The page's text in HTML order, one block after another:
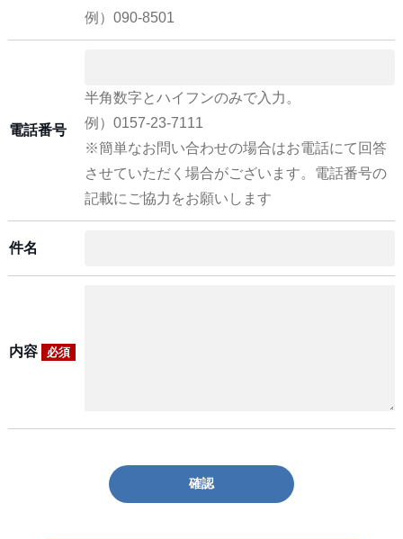
例）090-8501
電話番号
半角数字とハイフンのみで入力。
例）0157-23-7111
※簡単なお問い合わせの場合はお電話にて回答
させていただく場合がございます。電話番号の
記載にご協力をお願いします
件名
内容 必須
確認